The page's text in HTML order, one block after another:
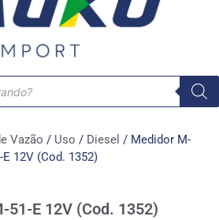
Vazão / Uso / Diesel / Medidor M-
E 12V (Cod. 1352)
51-E 12V (Cod. 1352)